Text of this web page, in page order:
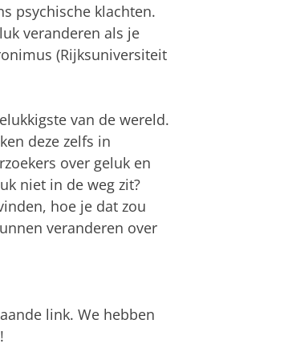
psychische klachten.
veranderen als je
(Rijksuniversiteit
van de wereld.
deze zelfs in
over geluk en
niet in de weg zit?
hoe je dat zou
veranderen over
link. We hebben